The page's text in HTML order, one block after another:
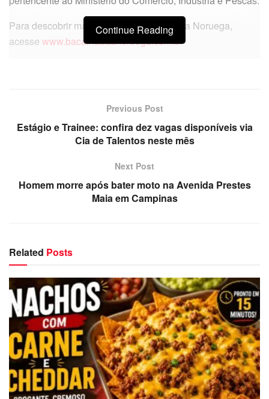
Para descobrir mais sobre os pescados da Noruega,
acesse www.bacalhaudanoruega.com.br
Continue Reading
Previous Post
Estágio e Trainee: confira dez vagas disponíveis via
Cia de Talentos neste mês
Next Post
Homem morre após bater moto na Avenida Prestes
Maia em Campinas
Related Posts